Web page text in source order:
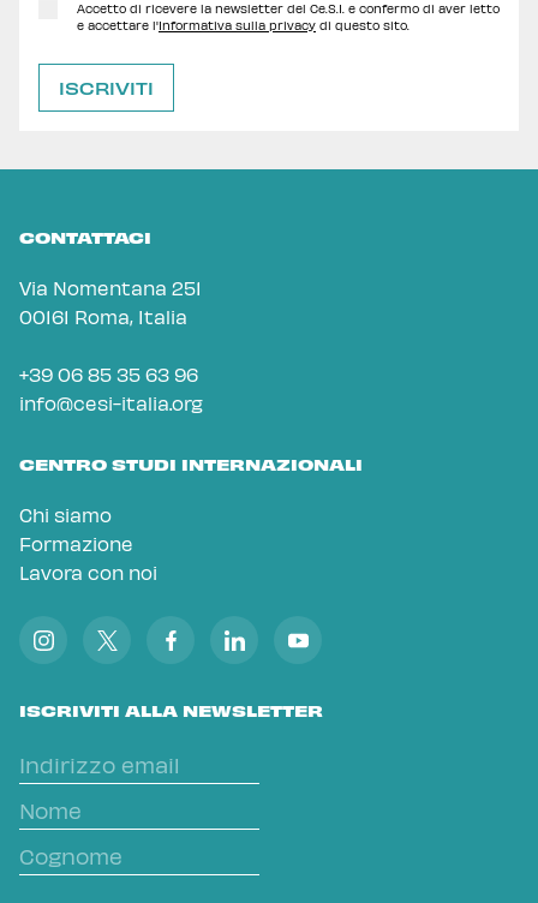
Accetto di ricevere la newsletter del Ce.S.I. e confermo di aver letto
e accettare l'Informativa sulla privacy di questo sito.
CONTATTACI
Via Nomentana 251
00161 Roma, Italia
+39 06 85 35 63 96
info@cesi-italia.org
CENTRO STUDI INTERNAZIONALI
Chi siamo
Formazione
Lavora con noi
ISCRIVITI ALLA NEWSLETTER